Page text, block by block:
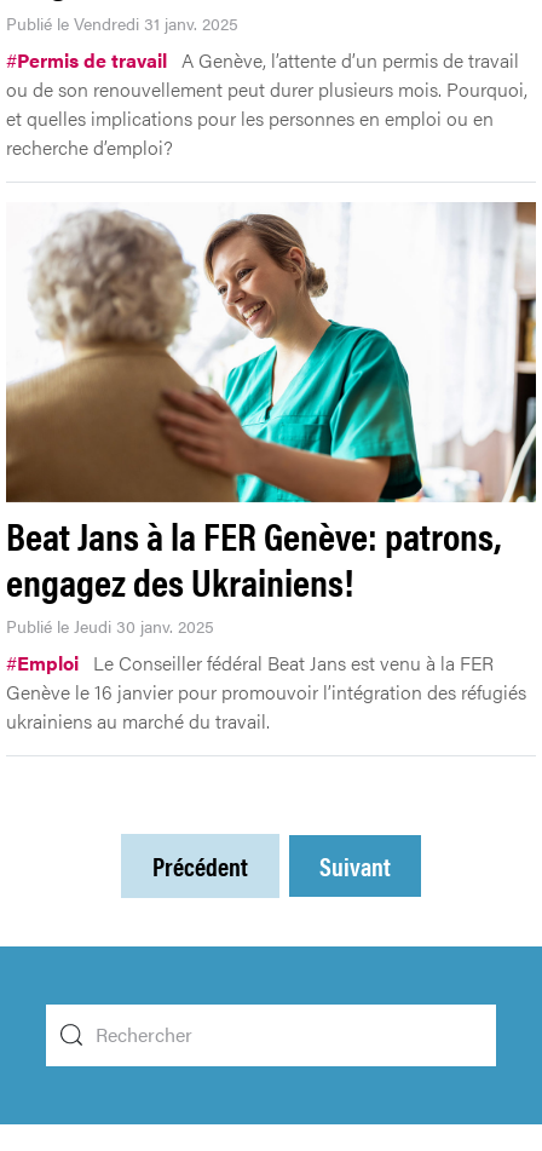
Publié le Vendredi 31 janv. 2025
#Permis de travail A Genève, l’attente d’un permis de travail
ou de son renouvellement peut durer plusieurs mois. Pourquoi,
et quelles implications pour les personnes en emploi ou en
recherche d’emploi?
Beat Jans à la FER Genève: patrons,
engagez des Ukrainiens!
Publié le Jeudi 30 janv. 2025
#Emploi Le Conseiller fédéral Beat Jans est venu à la FER
Genève le 16 janvier pour promouvoir l’intégration des réfugiés
ukrainiens au marché du travail.
Précédent Suivant